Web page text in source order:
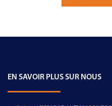
EN SAVOIR PLUS SUR NOUS